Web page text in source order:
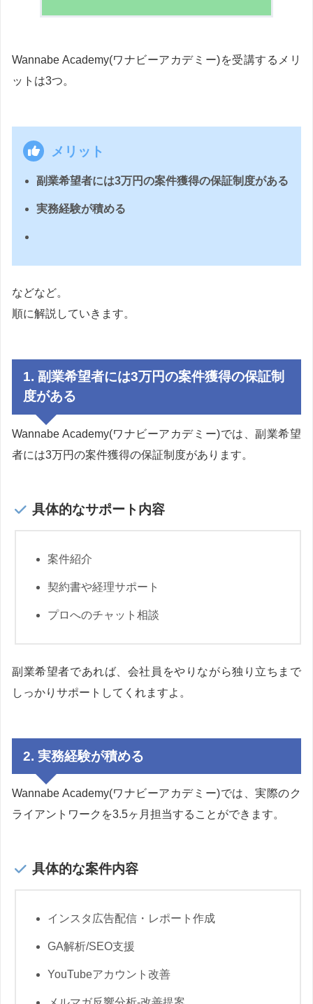
Wannabe Academy(ワナビーアカデミー)を受講するメリ
ットは3つ。
メリット
副業希望者には3万円の案件獲得の保証制度がある
実務経験が積める
などなど。
順に解説していきます。
1. 副業希望者には3万円の案件獲得の保証制
度がある
Wannabe Academy(ワナビーアカデミー)では、副業希望
者には3万円の案件獲得の保証制度があります。
具体的なサポート内容
案件紹介
契約書や経理サポート
プロへのチャット相談
副業希望者であれば、会社員をやりながら独り立ちまで
しっかりサポートしてくれますよ。
2. 実務経験が積める
Wannabe Academy(ワナビーアカデミー)では、実際のク
ライアントワークを3.5ヶ月担当することができます。
具体的な案件内容
インスタ広告配信・レポート作成
GA解析/SEO支援
YouTubeアカウント改善